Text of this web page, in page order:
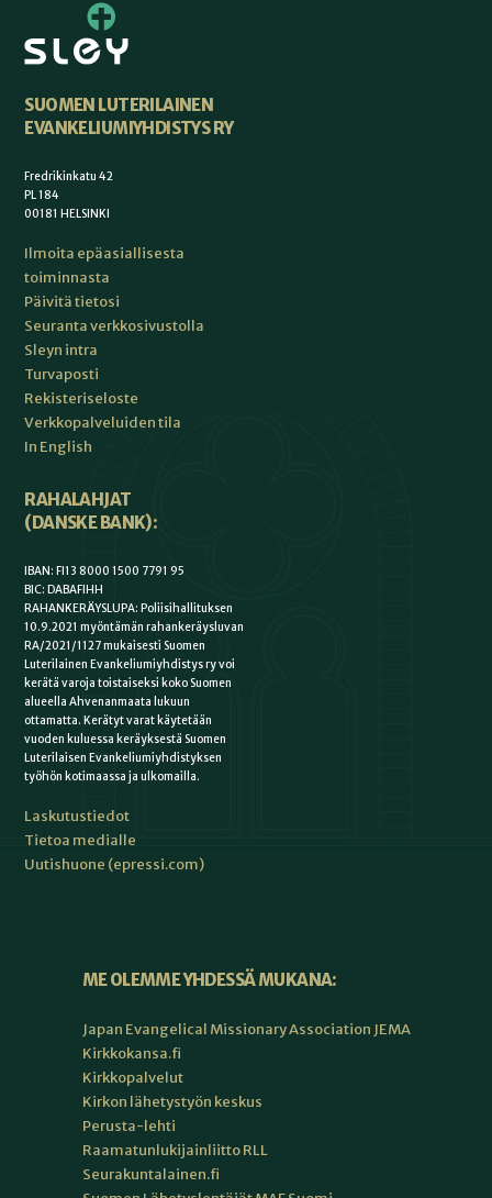
SUOMEN LUTERILAINEN
EVANKELIUMIYHDISTYS RY
Fredrikinkatu 42
PL 184
00181 HELSINKI
Ilmoita epäasiallisesta
toiminnasta
Päivitä tietosi
Seuranta verkkosivustolla
Sleyn intra
Turvaposti
Rekisteriseloste
Verkkopalveluiden tila
In English
RAHALAHJAT
(DANSKE BANK):
IBAN: FI13 8000 1500 7791 95
BIC: DABAFIHH
RAHANKERÄYSLUPA: Poliisihallituksen
10.9.2021 myöntämän rahankeräysluvan
RA/2021/1127 mukaisesti Suomen
Luterilainen Evankeliumiyhdistys ry voi
kerätä varoja toistaiseksi koko Suomen
alueella Ahvenanmaata lukuun
ottamatta. Kerätyt varat käytetään
vuoden kuluessa keräyksestä Suomen
Luterilaisen Evankeliumiyhdistyksen
työhön kotimaassa ja ulkomailla.
Laskutustiedot
Tietoa medialle
Uutishuone (epressi.com)
ME OLEMME YHDESSÄ MUKANA:
Japan Evangelical Missionary Association JEMA
Kirkkokansa.fi
Kirkkopalvelut
Kirkon lähetystyön keskus
Perusta-lehti
Raamatunlukijainliitto RLL
Seurakuntalainen.fi